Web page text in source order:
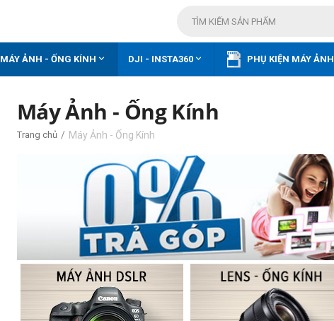
MÁY ẢNH - ỐNG KÍNH  DJI - INSTA360  PHỤ KIỆN MÁY ẢNH
Máy Ảnh - Ống Kính
Trang chủ / Máy Ảnh - Ống Kính